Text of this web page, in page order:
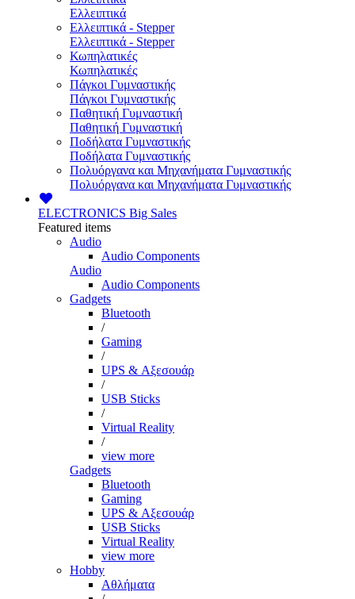
Ελλειπτικά
Ελλειπτικά - Stepper
Ελλειπτικά - Stepper
Κωπηλατικές
Κωπηλατικές
Πάγκοι Γυμναστικής
Πάγκοι Γυμναστικής
Παθητική Γυμναστική
Παθητική Γυμναστική
Ποδήλατα Γυμναστικής
Ποδήλατα Γυμναστικής
Πολυόργανα και Μηχανήματα Γυμναστικής
Πολυόργανα και Μηχανήματα Γυμναστικής
ELECTRONICS Big Sales
Featured items
Audio
Audio Components
Audio
Audio Components
Gadgets
Bluetooth
/
Gaming
/
UPS & Αξεσουάρ
/
USB Sticks
/
Virtual Reality
/
view more
Gadgets
Bluetooth
Gaming
UPS & Αξεσουάρ
USB Sticks
Virtual Reality
view more
Hobby
Αθλήματα